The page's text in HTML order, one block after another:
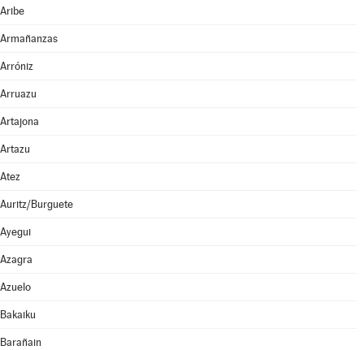
Aribe
Armañanzas
Arróniz
Arruazu
Artajona
Artazu
Atez
Auritz/Burguete
Ayegui
Azagra
Azuelo
Bakaiku
Barañain